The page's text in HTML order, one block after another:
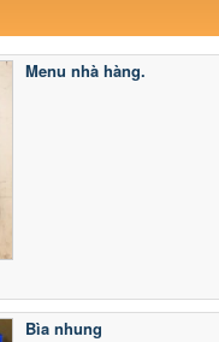
Menu nhà hàng.
Bìa nhung